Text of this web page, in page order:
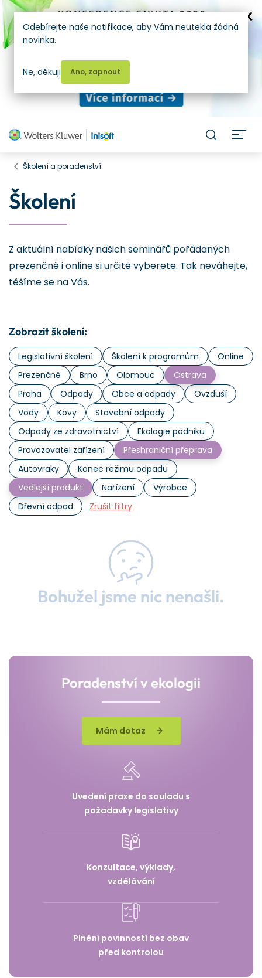
Školení a poradenství
Školení
Z aktuální nabídky našich seminářů pořádaných
prezenčně i online si určitě vyberete. Tak neváhejte,
těšíme se na Vás.
Zobrazit školení:
Legislativní školení Školení k programům
Online
Prezenčně
Brno Olomouc
Ostrava
Praha
Odpady Obce a odpady
Ovzduší
Vody
Kovy
Stavební odpady
Odpady ze zdravotnictví
Ekologie podniku
Provozovatel zařízení
Přeshraniční přeprava
Autovraky
Konec režimu odpadu
Vedlejší produkt
Nařízení
Výrobce
Dřevní odpad
Zrušit filtry
Bohužel jsme nic nenašli.
Poradenství v ekologii
Mám dotaz
Uvedení praxe do souladu s
požadavky legislativy
Konzultace, výklady,
vzdělávání
Plnění povinností bez obav
před kontrolou
Odebírejte naše notifikace, aby Vám neutekla žádná
novinka.
Ano, zapnout
Ne, děkuji